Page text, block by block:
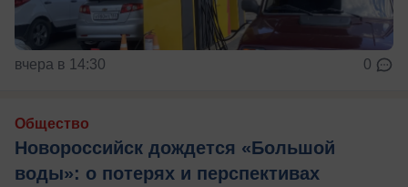
вчера в 14:30 0
Общество
Новороссийск дождется «Большой
воды»: о потерях и перспективах